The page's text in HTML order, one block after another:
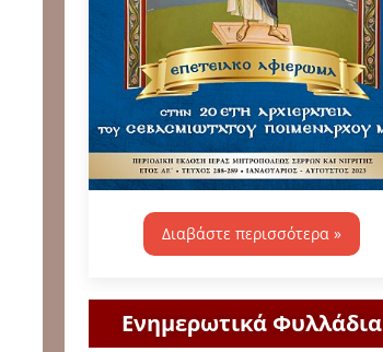
Διαβάστε περισσότερα »
Ενημερωτικά Φυλλάδια